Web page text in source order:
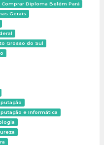
Comprar Diploma Belém Pará
Gerais
Grosso do Sul
e Informática